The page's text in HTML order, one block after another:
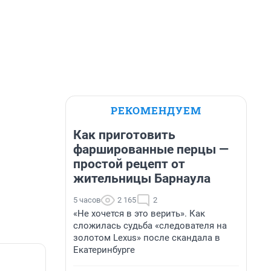
РЕКОМЕНДУЕМ
Как приготовить
фаршированные перцы —
простой рецепт от
жительницы Барнаула
5 часов 2 165 2
«Не хочется в это верить». Как
сложилась судьба «следователя на
золотом Lexus» после скандала в
Екатеринбурге